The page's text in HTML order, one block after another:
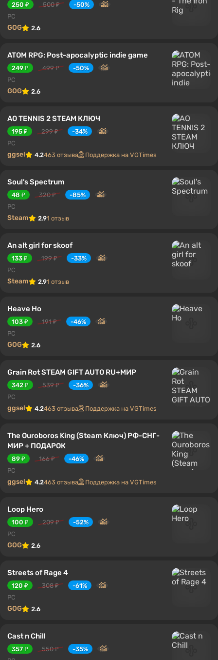
250 ₽ 500 ₽
-50%
PC
GOG 2.6
ATOM RPG: Post-apocalyptic indie game
249 ₽ 499 ₽
-50%
PC
GOG 2.6
AO TENNIS 2 STEAM КЛЮЧ
195 ₽ 299 ₽
-34%
PC
ggsel 4.2463 отзыва Поддержка на VGTimes
Soul's Spectrum
48 ₽ 320 ₽
-85%
PC
Steam 2.91 отзыв
An alt girl for skoof
133 ₽ 199 ₽
-33%
PC
Steam 2.91 отзыв
Heave Ho
103 ₽ 191 ₽
-46%
PC
GOG 2.6
Grain Rot STEAM GIFT AUTO RU+МИР
342 ₽ 539 ₽
-36%
PC
ggsel 4.2463 отзыва Поддержка на VGTimes
The Ouroboros King (Steam Ключ) РФ-СНГ-
МИР + ПОДАРОК
89 ₽ 166 ₽
-46%
PC
ggsel 4.2463 отзыва Поддержка на VGTimes
Loop Hero
100 ₽ 209 ₽
-52%
PC
GOG 2.6
Streets of Rage 4
120 ₽ 308 ₽
-61%
PC
GOG 2.6
Cast n Chill
357 ₽ 550 ₽
-35%